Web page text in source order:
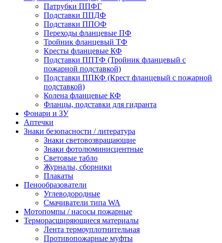
Патрубки ППФГ
Подставки ППДФ
Подставки ППОФ
Переходы фланцевые ПФ
Тройник фланцевый ТФ
Кресты фланцевые КФ
Подставки ППТФ (Тройник фланцевый с
пожарной подставкой)
Подставки ППКФ (Крест фланцевый с пожарной
подставкой)
Колена фланцевые КФ
Фланцы, подставки для гидранта
Фонари и ЗУ
Аптечки
Знаки безопасности / литература
Знаки световозвращающие
Знаки фотолюминисцентные
Световые табло
Журналы, сборники
Плакаты
Пенообразователи
Углеводородные
Смачиватели типа WA
Мотопомпы / насосы пожарные
Терморасширяющиеся материалы
Лента термоуплотнительная
Противопожарные муфты